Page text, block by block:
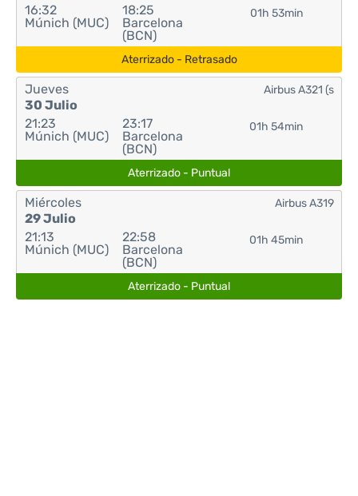
16:32
Múnich (MUC)
18:25
Barcelona
(BCN)
01h 53min
Aterrizado - Retrasado
Jueves
30 Julio
21:23
Múnich (MUC)
23:17
Barcelona
(BCN)
01h 54min
Airbus A321 (s
Aterrizado - Puntual
Miércoles
29 Julio
21:13
Múnich (MUC)
22:58
Barcelona
(BCN)
01h 45min
Airbus A319
Aterrizado - Puntual